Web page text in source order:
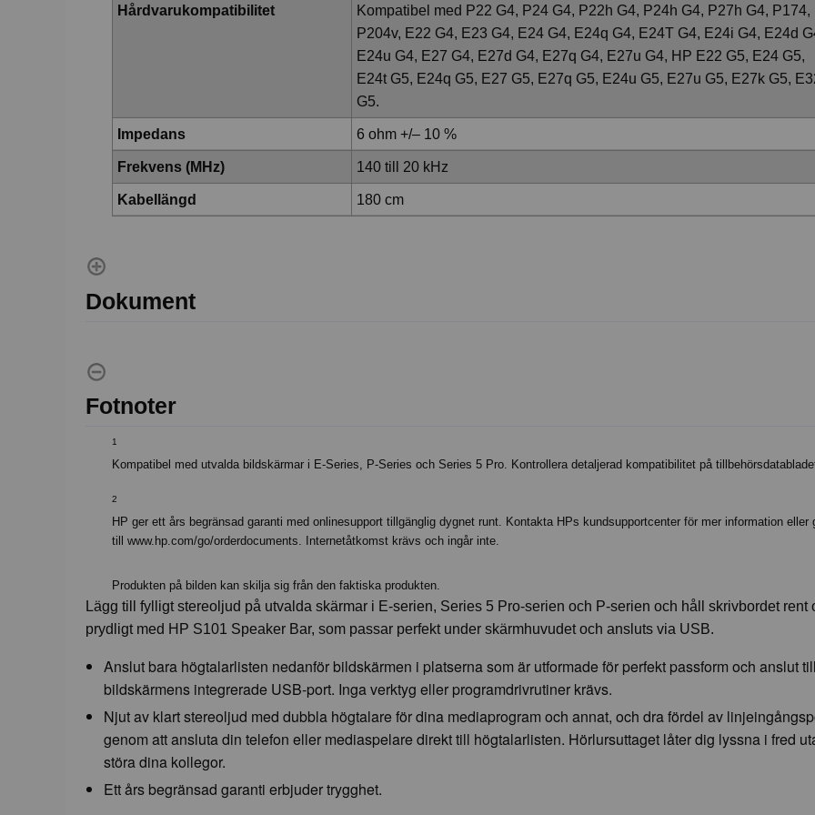
Hårdvarukompatibilitet
Kompatibel med P22 G4, P24 G4, P22h G4, P24h G4, P27h G4, P174,
P204v, E22 G4, E23 G4, E24 G4, E24q G4, E24T G4, E24i G4, E24d
E24u G4, E27 G4, E27d G4, E27q G4, E27u G4, HP E22 G5, E24 G5,
E24t G5, E24q G5, E27 G5, E27q G5, E24u G5, E27u G5, E27k G5,
G5.
Impedans 6 ohm +/– 10 %
Frekvens (MHz) 140 till 20 kHz
Kabellängd 180 cm
Dokument
Fotnoter
1
Kompatibel med utvalda bildskärmar i E-Series, P-Series och Series 5 Pro. Kontrollera detaljerad kompatibilitet på
2
HP ger ett års begränsad garanti med onlinesupport tillgänglig dygnet runt. Kontakta HPs kundsupportcenter för mer information eller
till www.hp.com/go/orderdocuments. Internetåtkomst krävs och ingår inte.
Produkten på bilden kan skilja sig från den faktiska produkten.
Lägg till fylligt stereoljud på utvalda skärmar i E-serien, Series 5 Pro-serien och P-serien och håll skrivbordet rent
prydligt med HP S101 Speaker Bar, som passar perfekt under skärmhuvudet och ansluts via USB.
Anslut bara högtalarlisten nedanför bildskärmen i platserna som är utformade för perfekt passform och anslut till
bildskärmens integrerade USB-port. Inga verktyg eller programdrivrutiner krävs.
Njut av klart stereoljud med dubbla högtalare för dina mediaprogram och annat, och dra fördel av
genom att ansluta din telefon eller mediaspelare direkt till högtalarlisten. Hörlursuttaget låter dig lyssna i fred
störa dina kollegor.
Ett års begränsad garanti erbjuder trygghet.